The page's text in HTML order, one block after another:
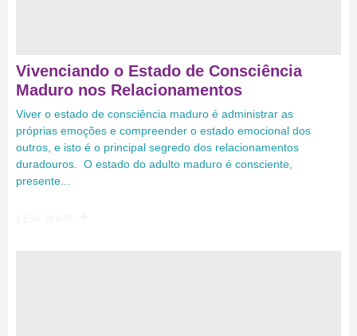
Vivenciando o Estado de Consciência
Maduro nos Relacionamentos
Viver o estado de consciência maduro é administrar as
próprias emoções e compreender o estado emocional dos
outros, e isto é o principal segredo dos relacionamentos
duradouros. O estado do adulto maduro é consciente,
presente...